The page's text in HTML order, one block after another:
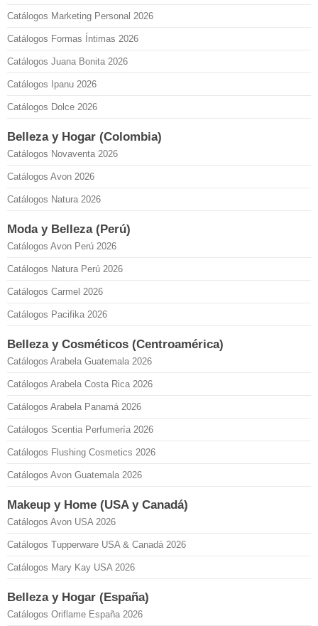
Catálogos Marketing Personal 2026
Catálogos Formas Íntimas 2026
Catálogos Juana Bonita 2026
Catálogos Ipanu 2026
Catálogos Dolce 2026
Belleza y Hogar (Colombia)
Catálogos Novaventa 2026
Catálogos Avon 2026
Catálogos Natura 2026
Moda y Belleza (Perú)
Catálogos Avon Perú 2026
Catálogos Natura Perú 2026
Catálogos Carmel 2026
Catálogos Pacifika 2026
Belleza y Cosméticos (Centroamérica)
Catálogos Arabela Guatemala 2026
Catálogos Arabela Costa Rica 2026
Catálogos Arabela Panamá 2026
Catálogos Scentia Perfumería 2026
Catálogos Flushing Cosmetics 2026
Catálogos Avon Guatemala 2026
Makeup y Home (USA y Canadá)
Catálogos Avon USA 2026
Catálogos Tupperware USA & Canadá 2026
Catálogos Mary Kay USA 2026
Belleza y Hogar (España)
Catálogos Oriflame España 2026